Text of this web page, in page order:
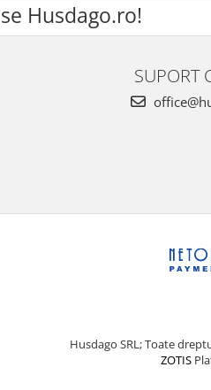
Husdago.ro!
SUPORT
Husdago SRL; Toate
ZOTIS